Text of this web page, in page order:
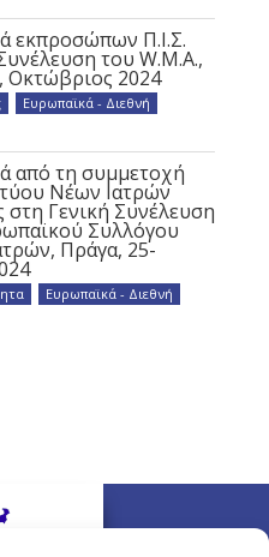
εκπροσώπων Π.Ι.Σ.
του W.M.A.,
Οκτώβριος 2024
Ευρωπαϊκά - Διεθνή
από τη συμμετοχή
Νέων Ιατρών
στη Γενική Συνέλευση
Συλλόγου
Πράγα, 25-
Ευρωπαϊκά - Διεθνή